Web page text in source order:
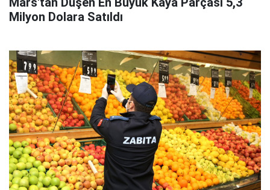
Milyon Dolara Satıldı